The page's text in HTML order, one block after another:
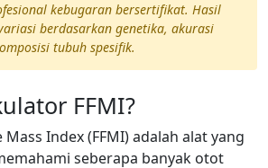
kebugaran bersertifikat. Hasil
berdasarkan genetika, akurasi
tubuh spesifik.
FFMI?
Index (FFMI) adalah alat yang
seberapa banyak otot